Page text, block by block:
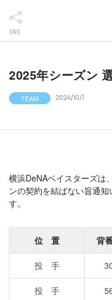
SNS
2025年シーズン
TEAM 2024/10/1
横浜DeNAベイスターズは
ンの契約を結ばない旨通
す。
位 置 背
投 手
投 手